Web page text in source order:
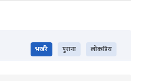
भर्खरै पुराना लोकप्रिय